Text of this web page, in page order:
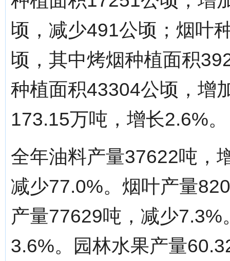
顷，减少491公顷；烟叶
顷，其中烤烟种植面积
种植面积43304公顷，增
173.15万吨，增长2.6%。
全年油料产量37622吨，
减少77.0%。烟叶产量
产量77629吨，减少
3.6%。园林水果产量